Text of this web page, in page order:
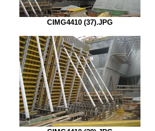
CIMG4410 (37).JPG